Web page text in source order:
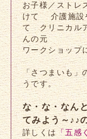
お子様／スト
けて 介護施設
て クリニカル
んの元
ワークショップ
「さつまいも」
うです。
な・な・なん
てみよう～♪♪
詳しくは「五感